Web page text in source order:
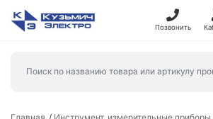
Позвонить